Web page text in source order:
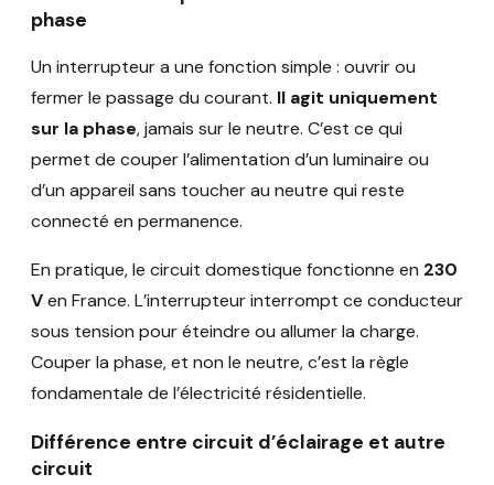
phase
Un interrupteur a une fonction simple : ouvrir ou
fermer le passage du courant. Il agit uniquement
sur la phase, jamais sur le neutre. C’est ce qui
permet de couper l’alimentation d’un luminaire ou
d’un appareil sans toucher au neutre qui reste
connecté en permanence.
En pratique, le circuit domestique fonctionne en 230
Ven France. L’interrupteur interrompt ce conducteur
sous tension pour éteindre ou allumer la charge.
Couper la phase, et non le neutre, c’est la règle
fondamentale de l’électricité résidentielle.
Différence entre circuit d’éclairage et autre
circuit